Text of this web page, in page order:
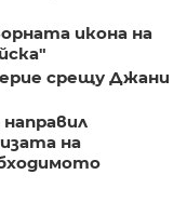
икона на
срещу Джани
на